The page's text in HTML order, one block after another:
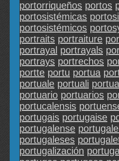
portorriqueños portos
portosistémicas
portosistémicos
portraits portraiture
portrayal portrayals
portrays portrechos
portte portu portua
portuale portuali
portuario portuarios
portucalensis
portugais portugaise
portugalense
portugaleses
portugalización